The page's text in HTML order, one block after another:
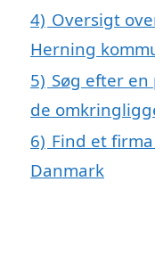
4) Oversigt
Herning
5) Søg efter
de
6) Find et
Danmark